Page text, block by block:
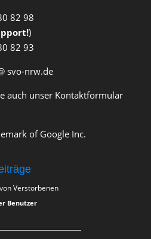
82 98
)
82 93
svo-nrw.de
auch unser Kontaktformular
of Google Inc.
Verstorbenen
Benutzer